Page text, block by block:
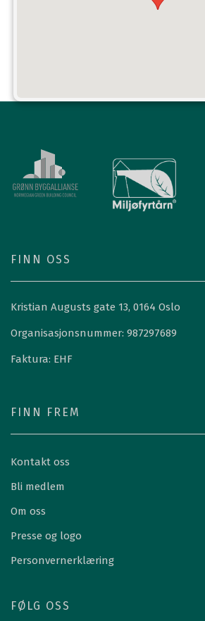
FINN OSS
Kristian Augusts gate 13, 0164 Oslo
Organisasjonsnummer: 987297689
Faktura: EHF
FINN FREM
Kontakt oss
Bli medlem
Om oss
Presse og logo
Personvernerklæring
FØLG OSS